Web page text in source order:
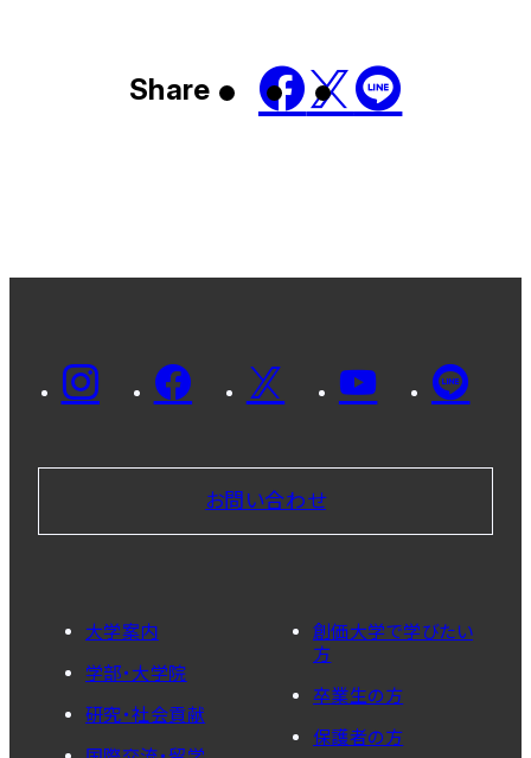
Share
お問い合わせ
大学案内
学部・大学院
研究・社会貢献
創価大学で学びたい
方
卒業生の方
保護者の方